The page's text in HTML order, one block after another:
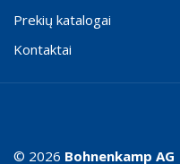
Prekių katalogai
Kontaktai
© 2026 Bohnenkamp AG